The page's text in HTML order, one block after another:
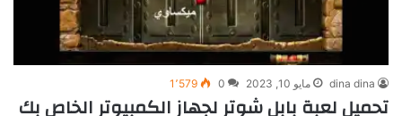
dina dina مايو 10, 2023 0 1٬579
تحميل لعبة بابل شوتر لجهاز الكمبيوتر الخاص بك